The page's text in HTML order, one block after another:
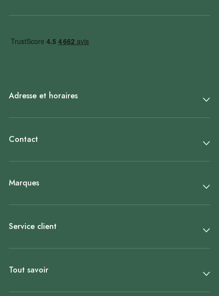
Adresse et horaires
Contact
Marques
Service client
Tout savoir